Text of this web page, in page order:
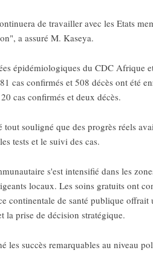
de travailler avec les Etats
a assuré M. Kaseya.
épidémiologiques du CDC Afrique
cas confirmés et 508 décès ont été
cas confirmés et deux décès.
tout souligné que des progrès réels
tests et le suivi des cas.
s'est intensifié dans les
locaux. Les soins gratuits ont
continentale de santé publique
la prise de décision stratégique.
les succès remarquables au niveau